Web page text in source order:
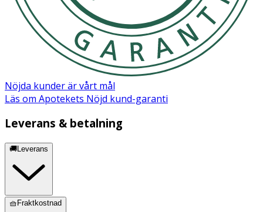
Nöjda kunder är vårt mål
Läs om Apotekets Nöjd kund-garanti
Leverans & betalning
🚚Leverans
🧺Fraktkostnad